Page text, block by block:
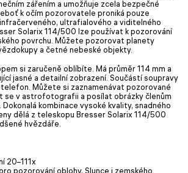
zářením a umožňuje zcela bezpečné
k očím pozorovatele proniká pouze
ultrafialového a viditelného
Solarix 114/500 lze používat k pozorování
povrchu. Můžete pozorovat planety
a četné nebeské objekty.
si zaručeně oblíbíte. Má průměr 114 mm a
jasné a detailní zobrazení. Součástí soupravy
Můžete si zaznamenávat pozorované
se v astrofotografii a posílat obrázky členům
Dokonalá kombinace vysoké kvality, snadného
dělá z teleskopu Bresser Solarix 114/500
hvězdáře.
20–111x
pozorování oblohy, Slunce i zemského